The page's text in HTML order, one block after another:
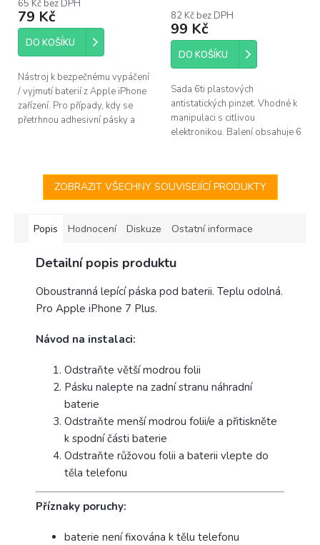
produktu
je
4,4
hvězdiček.
65 Kč bez DPH
79 Kč
DO KOŠÍKU
Nástroj k bezpečnému vypáčení
/ vyjmutí baterií z Apple iPhone
zařízení. Pro případy, kdy se
přetrhnou adhesivní pásky a
82 Kč bez DPH
99 Kč
DO KOŠÍKU
Sada 6ti plastových
antistatických pinzet. Vhodné k
manipulaci s citlivou
elektronikou. Balení obsahuje 6
ZOBRAZIT VŠECHNY SOUVISEJÍCÍ PRODUKTY
Popis Hodnocení Diskuze Ostatní informace
Detailní popis produktu
Oboustranná lepící páska pod baterii. Teplu odolná.
Pro Apple iPhone 7 Plus.
Návod na instalaci:
Odstraňte větší modrou folii
Pásku nalepte na zadní stranu náhradní
baterie
Odstraňte menší modrou folii/e a přitiskněte
k spodní části baterie
Odstraňte růžovou folii a baterii vlepte do
těla telefonu
Příznaky poruchy:
baterie není fixována k tělu telefonu